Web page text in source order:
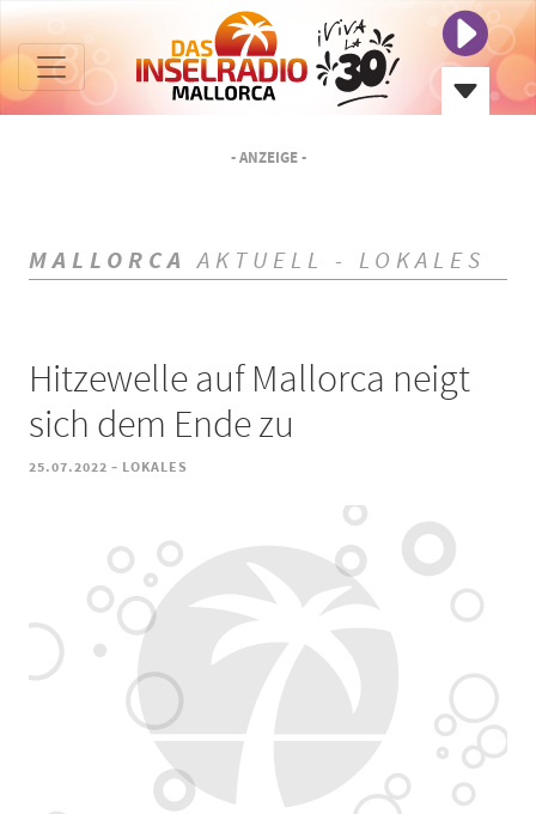
- ANZEIGE -
MALLORCA AKTUELL - LOKALES
Hitzewelle auf Mallorca neigt
sich dem Ende zu
25.07.2022 - LOKALES